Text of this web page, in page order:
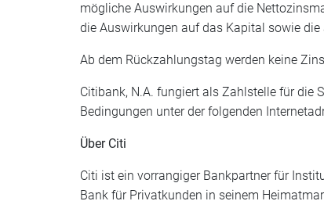
mögliche Auswirkungen auf die
die Auswirkungen auf das Kapital sowie
Ab dem Rückzahlungstag werden keine
Citibank, N.A. fungiert als Zahlstelle für die
Bedingungen unter der folgenden
Über Citi
Citi ist ein vorrangiger Bankpartner für
Bank für Privatkunden in seinem